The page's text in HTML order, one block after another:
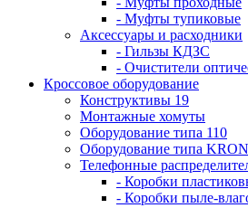
- Муфты тупиковые
Аксессуары и расходники
- Гильзы КДЗС
- Очистители
Кроссовое оборудование
Конструктивы 19
Монтажные хомуты
Оборудование типа 110
Оборудование типа
Телефонные
- Коробки
- Коробки пыле-